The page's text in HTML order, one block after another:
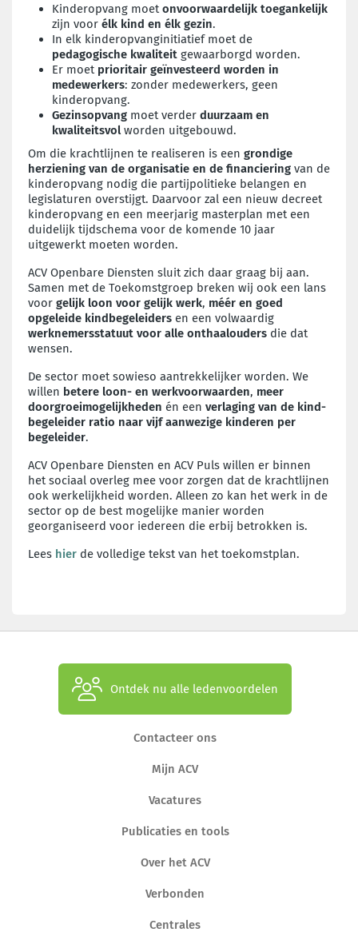
Kinderopvang moet onvoorwaardelijk toegankelijk
zijn voor élk kind en élk gezin.
In elk kinderopvanginitiatief moet de
pedagogische kwaliteit gewaarborgd worden.
Er moet prioritair geïnvesteerd worden in
medewerkers: zonder medewerkers, geen
kinderopvang.
Gezinsopvang moet verder duurzaam en
kwaliteitsvol worden uitgebouwd.
Om die krachtlijnen te realiseren is een grondige
herziening van de organisatie en de financiering van de
kinderopvang nodig die partijpolitieke belangen en
legislaturen overstijgt. Daarvoor zal een nieuw decreet
kinderopvang en een meerjarig masterplan met een
duidelijk tijdschema voor de komende 10 jaar
uitgewerkt moeten worden.
ACV Openbare Diensten sluit zich daar graag bij aan.
Samen met de Toekomstgroep breken wij ook een lans
voor gelijk loon voor gelijk werk, méér en goed
opgeleide kindbegeleiders en een volwaardig
werknemersstatuut voor alle onthaalouders die dat
wensen.
De sector moet sowieso aantrekkelijker worden. We
willen betere loon- en werkvoorwaarden, meer
doorgroeimogelijkheden én een verlaging van de kind-
begeleider ratio naar vijf aanwezige kinderen per
begeleider.
ACV Openbare Diensten en ACV Puls willen er binnen
het sociaal overleg mee voor zorgen dat de krachtlijnen
ook werkelijkheid worden. Alleen zo kan het werk in de
sector op de best mogelijke manier worden
georganiseerd voor iedereen die erbij betrokken is.
Lees hier de volledige tekst van het toekomstplan.
Ontdek nu alle ledenvoordelen
Contacteer ons
Mijn ACV
Vacatures
Publicaties en tools
Over het ACV
Verbonden
Centrales